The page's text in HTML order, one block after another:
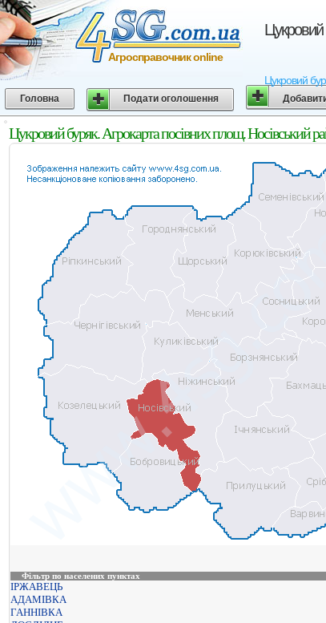
Цукровий
Цукровий
Агросправочник online
Головна Подати оголошення
Цукровий буряк. Агрокарта посівних площ. Носівський
Фільтр по населених пунктах
ІРЖАВЕЦЬ
АДАМІВКА
ГАННІВКА